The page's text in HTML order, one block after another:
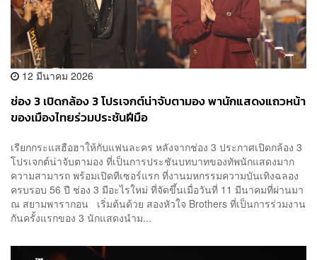
12 มีนาคม 2026
ช่อง 3 เปิดกล้อง 3 โปรเจกต์น่าจับตามอง พานักแสดงแถวหน้า
ของเมืองไทยร่วมประชันฝีมือ
เรียกกระแสฮือฮาให้กับแฟนละคร หลังจากช่อง 3 ประกาศเปิดกล้อง 3
โปรเจกต์น่าจับตามอง ที่เป็นการประชันบทบาทของทัพนักแสดงมาก
ความสามารถ พร้อมเปิดทีเซอร์แรก ที่งานมหกรรมความบันเทิงฉลอง
ครบรอบ 56 ปี ช่อง 3 มีอะไรใหม่ ที่จัดขึ้นเมื่อวันที่ 11 มีนาคมที่ผ่านมา
ณ สยามพารากอน เริ่มต้นด้วย สองหัวใจ Brothers ที่เป็นการร่วมงาน
กันครั้งแรกของ 3 นักแสดงนำม...